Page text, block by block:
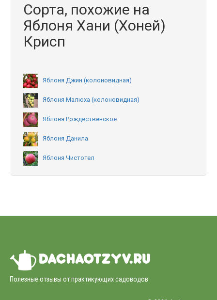
Сорта, похожие на
Яблоня Хани (Хоней)
Крисп
Яблоня Джин (колоновидная)
Яблоня Малюха (колоновидная)
Яблоня Рождественское
Яблоня Данила
Яблоня Чистотел
Полезные отзывы от практикующих садоводов